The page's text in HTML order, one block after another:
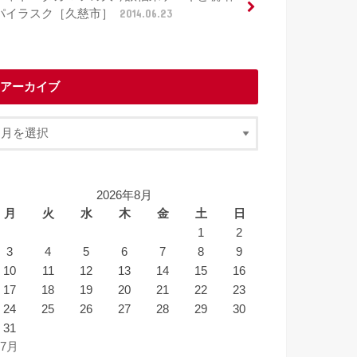
イラスク［久慈市］
2014.06.23
アーカイブ
2026年8月
月
火 水 木 金 土
日
1
2
3
4 5 6 7 8
9
10
11 12 13 14 15
16
17
18 19 20 21 22
23
24
25 26 27 28 29
30
31
月